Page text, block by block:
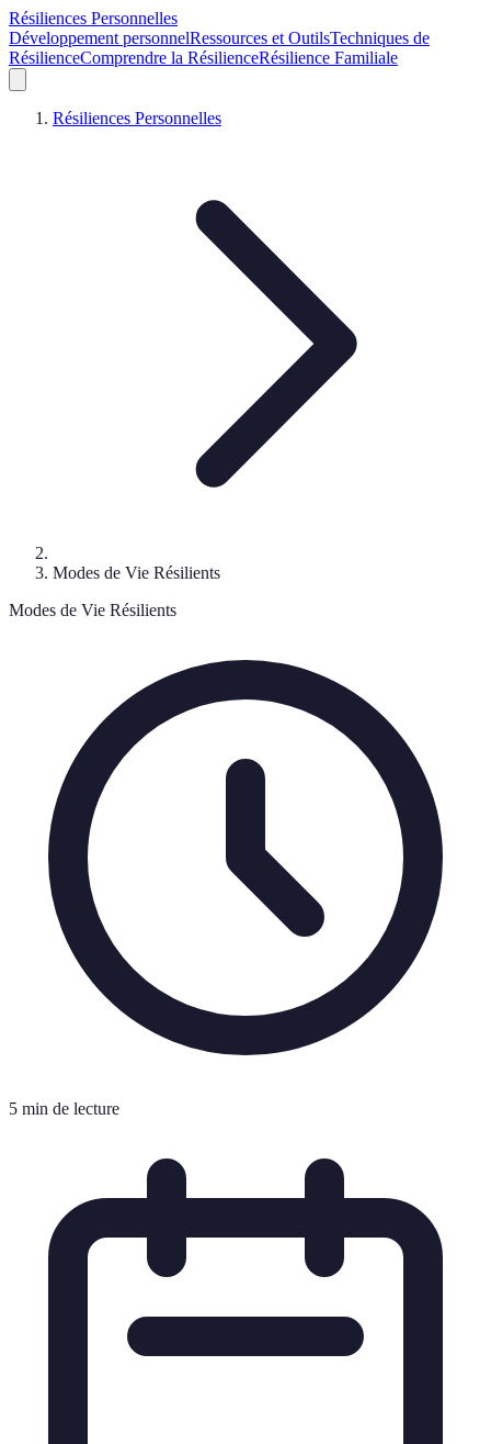
Résiliences Personnelles
Développement personnelRessources et OutilsTechniques de
RésilienceComprendre la RésilienceRésilience Familiale
Résiliences Personnelles
Modes de Vie Résilients
Modes de Vie Résilients
5 min de lecture